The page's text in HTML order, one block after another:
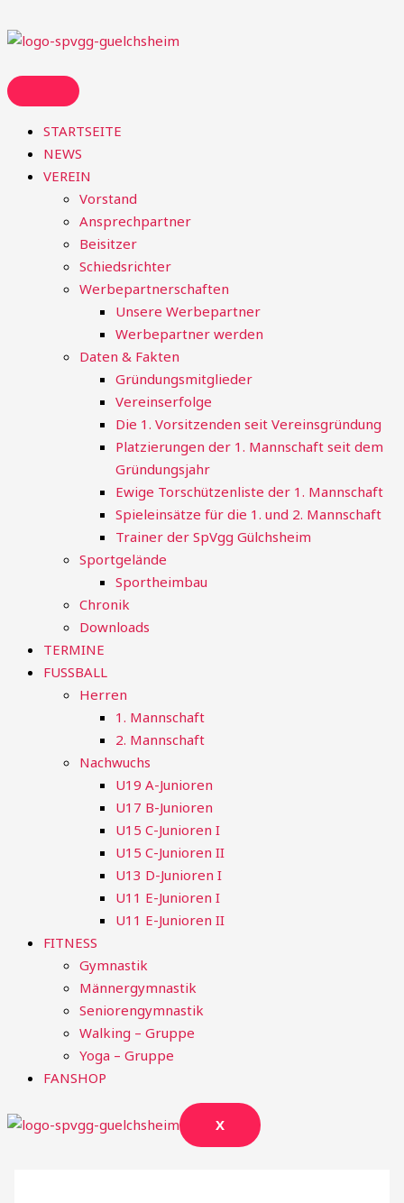
Inhalt
springen
STARTSEITE
NEWS
VEREIN
Vorstand
Ansprechpartner
Beisitzer
Schiedsrichter
Werbepartnerschaften
Unsere Werbepartner
Werbepartner werden
Daten & Fakten
Gründungsmitglieder
Vereinserfolge
Die 1. Vorsitzenden seit Vereinsgründung
Platzierungen der 1. Mannschaft seit dem
Gründungsjahr
Ewige Torschützenliste der 1. Mannschaft
Spieleinsätze für die 1. und 2. Mannschaft
Trainer der SpVgg Gülchsheim
Sportgelände
Sportheimbau
Chronik
Downloads
TERMINE
FUSSBALL
Herren
1. Mannschaft
2. Mannschaft
Nachwuchs
U19 A-Junioren
U17 B-Junioren
U15 C-Junioren I
U15 C-Junioren II
U13 D-Junioren I
U11 E-Junioren I
U11 E-Junioren II
FITNESS
Gymnastik
Männergymnastik
Seniorengymnastik
Walking – Gruppe
Yoga – Gruppe
FANSHOP
X
nach: